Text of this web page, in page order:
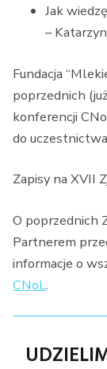
Jak
–
Fundacja
poprzednich
konferencji
do
Zapisy na XVII
O poprzednich
Partnerem
informacje o
CNoL.